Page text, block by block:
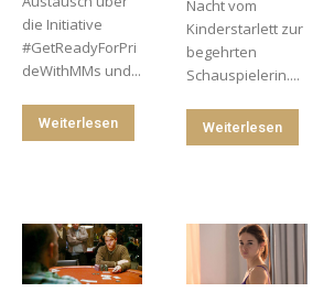
die Initiative
#GetReadyForPri
deWithMMs und...
Weiterlesen
Nacht vom
Kinderstarlett zur
begehrten
Schauspielerin....
Weiterlesen